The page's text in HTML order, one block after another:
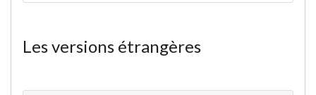
Les versions étrangères